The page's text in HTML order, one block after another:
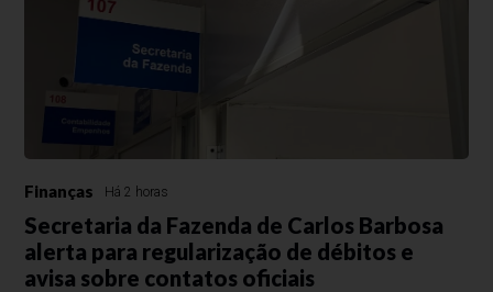
Finanças Há 2 horas
Secretaria da Fazenda de Carlos Barbosa
alerta para regularização de débitos e
avisa sobre contatos oficiais